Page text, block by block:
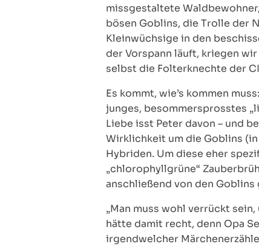
missgestaltete
bösen Goblins, die Trolle der
Kleinwüchsige in den
der Vorspann läuft, kriegen
selbst die Folterknechte der
Es kommt, wie’s kommen
junges, besommersprosstes
Liebe isst Peter davon – und
Wirklichkeit um die Goblins
Hybriden. Um diese eher
„chlorophyllgrüne“
anschließend von den
„Man muss wohl verrückt
hätte damit recht, denn Opa
irgendwelcher